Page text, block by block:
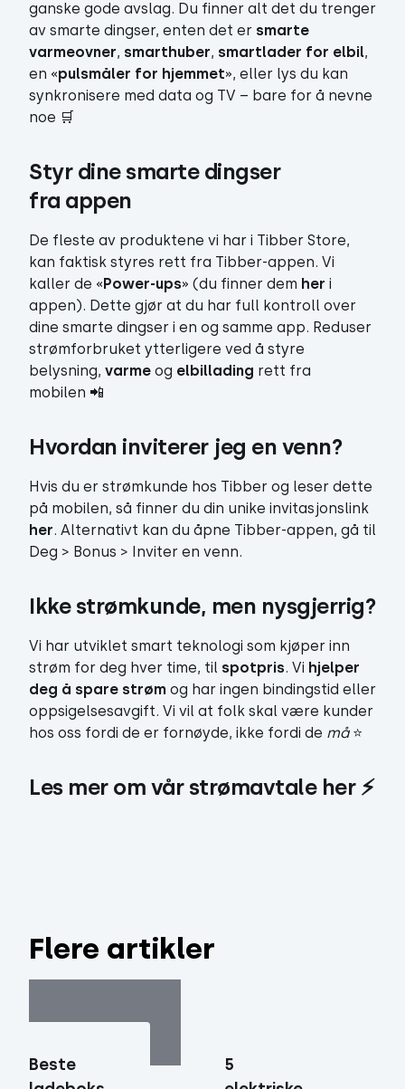
ganske gode avslag. Du finner alt det du trenger
av smarte dingser, enten det er smarte
varmeovner, smarthuber, smartlader for elbil,
en «pulsmåler for hjemmet», eller lys du kan
synkronisere med data og TV – bare for å nevne
noe 🛒
Styr dine smarte dingser
fra appen
De fleste av produktene vi har i Tibber Store,
kan faktisk styres rett fra Tibber-appen. Vi
kaller de «Power-ups» (du finner dem her i
appen). Dette gjør at du har full kontroll over
dine smarte dingser i en og samme app. Reduser
strømforbruket ytterligere ved å styre
belysning, varme og elbillading rett fra
mobilen 📲
Hvordan inviterer jeg en venn?
Hvis du er strømkunde hos Tibber og leser dette
på mobilen, så finner du din unike invitasjonslink
her. Alternativt kan du åpne Tibber-appen, gå til
Deg > Bonus > Inviter en venn.
Ikke strømkunde, men nysgjerrig?
Vi har utviklet smart teknologi som kjøper inn
strøm for deg hver time, til spotpris. Vi hjelper
deg å spare strøm og har ingen bindingstid eller
oppsigelsesavgift. Vi vil at folk skal være kunder
hos oss fordi de er fornøyde, ikke fordi de må ⭐️
Les mer om vår strømavtale her ⚡️
Flere artikler
Beste
5